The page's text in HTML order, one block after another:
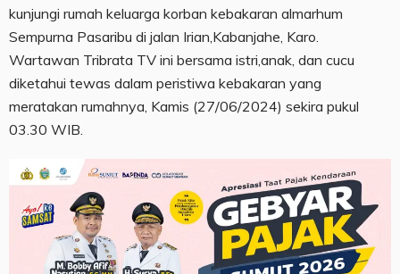
kunjungi rumah keluarga korban kebakaran almarhum
Sempurna Pasaribu di jalan Irian,Kabanjahe, Karo.
Wartawan Tribrata TV ini bersama istri,anak, dan cucu
diketahui tewas dalam peristiwa kebakaran yang
meratakan rumahnya, Kamis (27/06/2024) sekira pukul
03.30 WIB.